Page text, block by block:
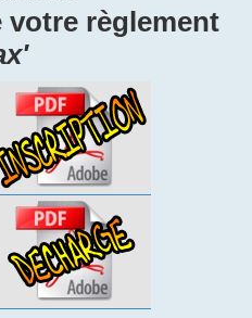
votre règlement